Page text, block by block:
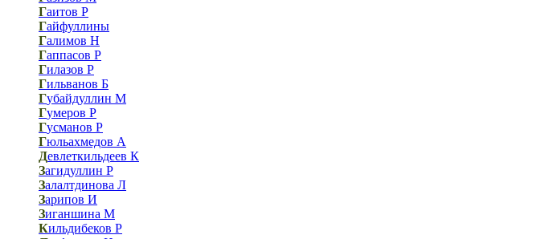
Гаитов Р
Гайфуллины
Галимов Н
Гаппасов Р
Гилазов Р
Гильванов Б
Губайдуллин М
Гумеров Р
Гусманов Р
Гюльахмедов А
Девлеткильдеев К
Загидуллин Р
Залалтдинова Л
Зарипов И
Зиганшина М
Кильдибеков Р